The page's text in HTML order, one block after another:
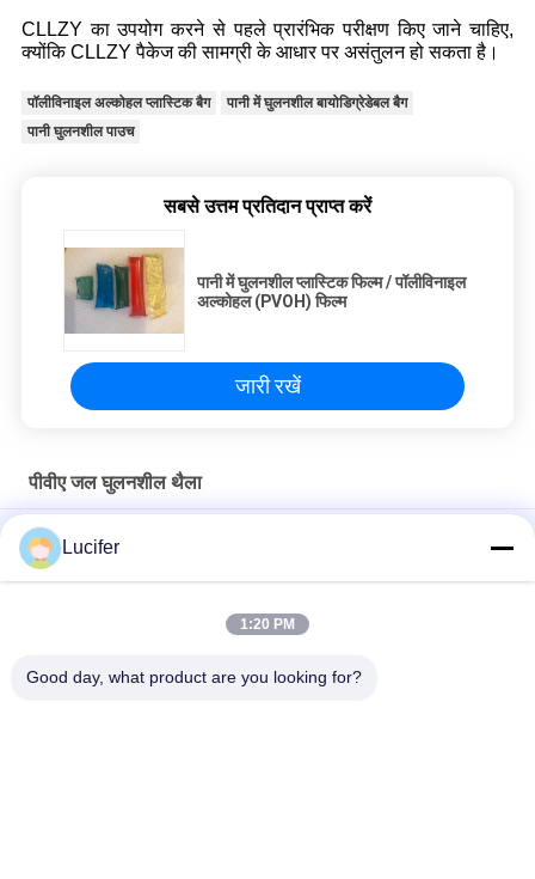
CLLZY का उपयोग करने से पहले प्रारंभिक परीक्षण किए जाने चाहिए,
क्योंकि CLLZY पैकेज की सामग्री के आधार पर असंतुलन हो सकता है।
पॉलीविनाइल अल्कोहल प्लास्टिक बैग
पानी में घुलनशील बायोडिग्रेडेबल बैग
पानी घुलनशील पाउच
सबसे उत्तम प्रतिदान प्राप्त करें
पानी में घुलनशील प्लास्टिक फिल्म / पॉलीविनाइल
अल्कोहल (PVOH) फिल्म
जारी रखें
पीवीए जल घुलनशील थैला
100% बायोडिग्रेडेबल पीवीए पानी में घुलनशील बैग टी-शर्ट खरीदारी कस्टम मुद्रित
लोगो
Lucifer
1:20 PM
Good day, what product are you looking for?